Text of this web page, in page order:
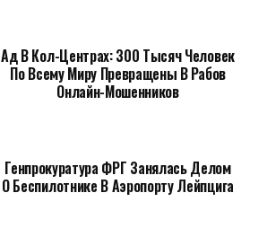
Ад В Кол-Центрах: 300 Тысяч Человек
По Всему Миру Превращены В Рабов
Онлайн-Мошенников
Генпрокуратура ФРГ Занялась Делом
О Беспилотнике В Аэропорту Лейпцига